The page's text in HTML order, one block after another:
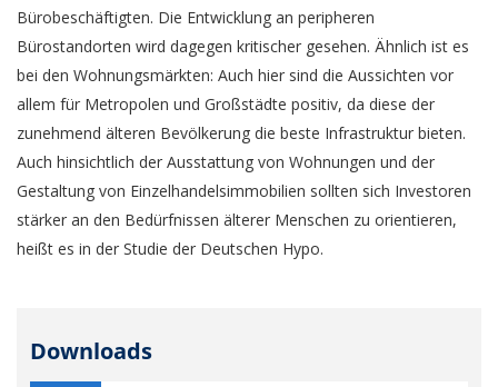
Bürobeschäftigten. Die Entwicklung an peripheren
Bürostandorten wird dagegen kritischer gesehen. Ähnlich ist es
bei den Wohnungsmärkten: Auch hier sind die Aussichten vor
allem für Metropolen und Großstädte positiv, da diese der
zunehmend älteren Bevölkerung die beste Infrastruktur bieten.
Auch hinsichtlich der Ausstattung von Wohnungen und der
Gestaltung von Einzelhandelsimmobilien sollten sich Investoren
stärker an den Bedürfnissen älterer Menschen zu orientieren,
heißt es in der Studie der Deutschen Hypo.
Downloads